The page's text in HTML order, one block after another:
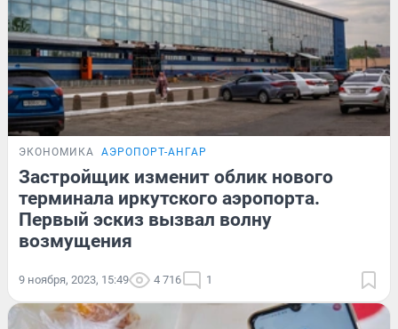
ЭКОНОМИКА АЭРОПОРТ-АНГАР
Застройщик изменит облик нового
терминала иркутского аэропорта.
Первый эскиз вызвал волну
возмущения
9 ноября, 2023, 15:49 4 716 1